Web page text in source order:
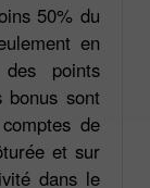
50% du
en
points
bonus sont
de
et sur
dans le